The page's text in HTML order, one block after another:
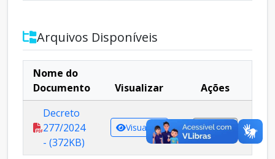
Arquivos Disponíveis
Nome do
Documento
Visualizar
Ações
Decreto
277/2024
- (372KB)
Visualizar Baixar